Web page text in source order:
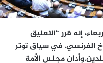
إنه قرر “التعليق
الفرنسي، في سياق توتر
مجلس الأمة